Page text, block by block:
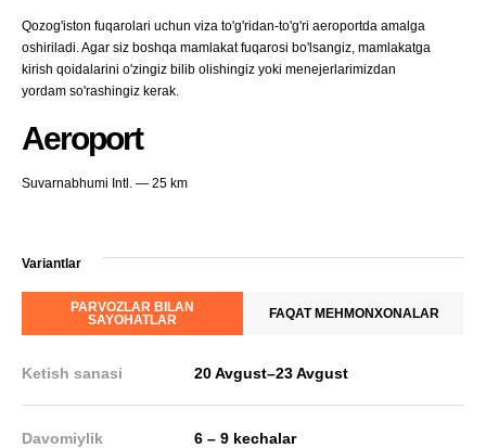
Qozog'iston fuqarolari uchun viza to'g'ridan-to'g'ri aeroportda amalga
oshiriladi. Agar siz boshqa mamlakat fuqarosi bo'lsangiz, mamlakatga
kirish qoidalarini o'zingiz bilib olishingiz yoki menejerlarimizdan
yordam so'rashingiz kerak.
Aeroport
Suvarnabhumi Intl. — 25 km
Variantlar
PARVOZLAR BILAN
SAYOHATLAR
FAQAT MEHMONXONALAR
Ketish sanasi 20 Avgust–23 Avgust
Davomiylik 6 – 9 kechalar